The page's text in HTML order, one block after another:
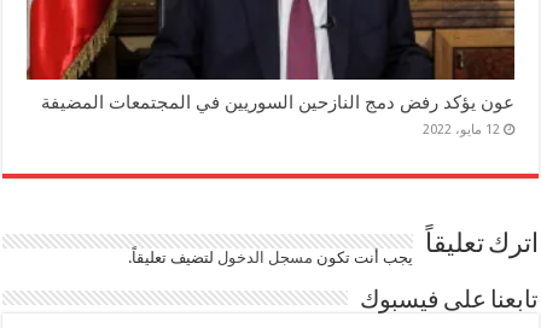
عون يؤكد رفض دمج النازحين السوريين في المجتمعات المضيفة
12 مايو، 2022
اترك تعليقاً يجب أنت تكون مسجل الدخوللتضيف تعليقاً.
تابعنا على فيسبوك